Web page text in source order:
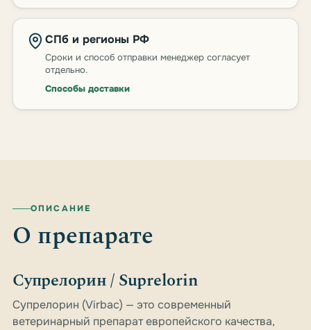
СПб и регионы РФ
Сроки и способ отправки менеджер согласует
отдельно.
Способы доставки
ОПИСАНИЕ
О препарате
Супрелорин / Suprelorin
Супрелорин (Virbac) — это современный
ветеринарный препарат европейского качества,